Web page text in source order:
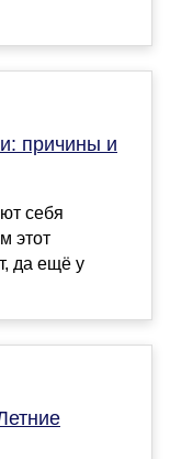
причины и
себя
этот
да ещё у